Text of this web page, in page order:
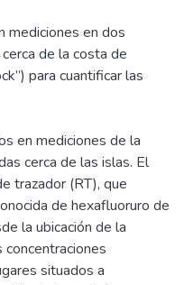
mediciones en dos
de la costa de
para cuantificar las
en mediciones de la
cerca de las islas. El
trazador (RT), que
de hexafluoruro de
la ubicación de la
concentraciones
situados a